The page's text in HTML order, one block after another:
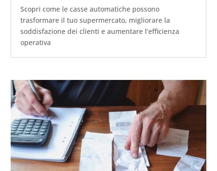
Scopri come le casse automatiche possono
trasformare il tuo supermercato, migliorare la
soddisfazione dei clienti e aumentare l’efficienza
operativa